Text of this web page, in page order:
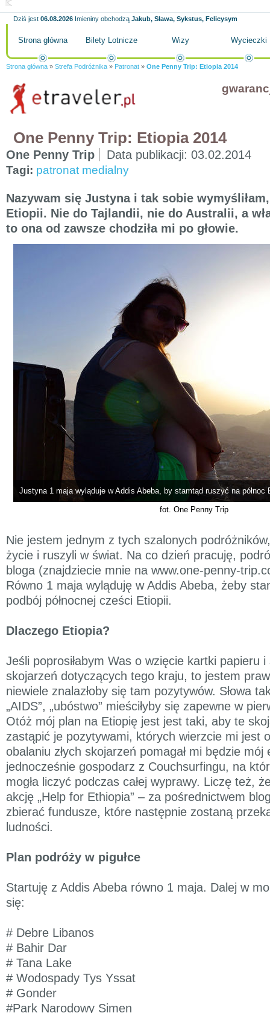
Dziś jest 06.08.2026 Imieniny obchodzą Jakub, Sława, Sykstus, Felicysym
Strona główna Bilety Lotnicze Wizy Wycieczki
Strona główna » Strefa Podróżnika » Patronat » One Penny Trip: Etiopia 2014
One Penny Trip: Etiopia 2014
One Penny Trip Data publikacji: 03.02.2014
Tagi: patronat medialny
Nazywam się Justyna i tak sobie
Etiopii. Nie do Tajlandii, nie do Australii, a
to ona od zawsze chodziła mi po głowie.
Justyna 1 maja wyląduje w Addis Abeba, by stamtąd ruszyć na północ
fot. One Penny Trip
Nie jestem jednym z tych szalonych
życie i ruszyli w świat. Na co dzień pracuję,
bloga (znajdziecie mnie na www.one-penny-
Równo 1 maja wyląduję w Addis Abeba, żeby
podbój północnej cześci Etiopii.
Dlaczego Etiopia?
Jeśli poprosiłabym Was o wzięcie kartki papieru
skojarzeń dotyczących tego kraju, to jestem
niewiele znalazłoby się tam pozytywów. Słowa
„AIDS”, „ubóstwo” mieściłyby się zapewne w
Otóż mój plan na Etiopię jest jest taki, aby te
zastąpić je pozytywami, których wierzcie mi jest
obalaniu złych skojarzeń pomagał mi będzie mój
jednocześnie gospodarz z Couchsurfingu, na
mogła liczyć podczas całej wyprawy. Liczę też,
akcję „Help for Ethiopia” – za pośrednictwem
zbierać fundusze, które następnie zostaną
ludności.
Plan podróży w pigułce
Startuję z Addis Abeba równo 1 maja. Dalej w
się:
# Debre Libanos
# Bahir Dar
# Tana Lake
# Wodospady Tys Yssat
# Gonder
#Park Narodowy Simen